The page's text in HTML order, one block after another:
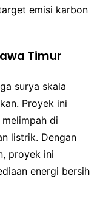
emisi karbon
Timur
surya skala
Proyek ini
di
listrik. Dengan
proyek ini
energi bersih